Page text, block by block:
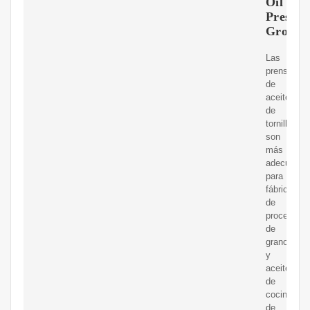
Press
Group
Las
prensas
de
aceite
de
tornillo
son
más
adecuadas
para
fábricas
de
de
granos
y
aceite
de
cocina
de